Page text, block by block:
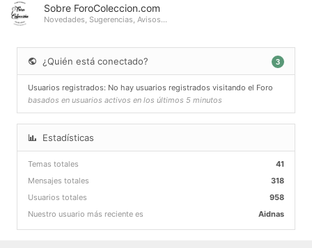
Sobre ForoColeccion.com
Novedades, Sugerencias, Avisos...
¿Quién está conectado? 3
Usuarios registrados: No hay usuarios registrados visitando el Foro
basados en usuarios activos en los últimos 5 minutos
Estadísticas
Temas totales
41
Mensajes totales
318
Usuarios totales
958
Nuestro usuario más reciente es
Aidnas